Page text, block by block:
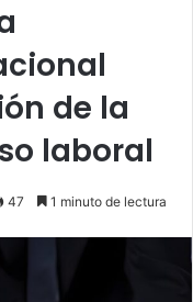
de la
laboral
47 1 minuto de lectura